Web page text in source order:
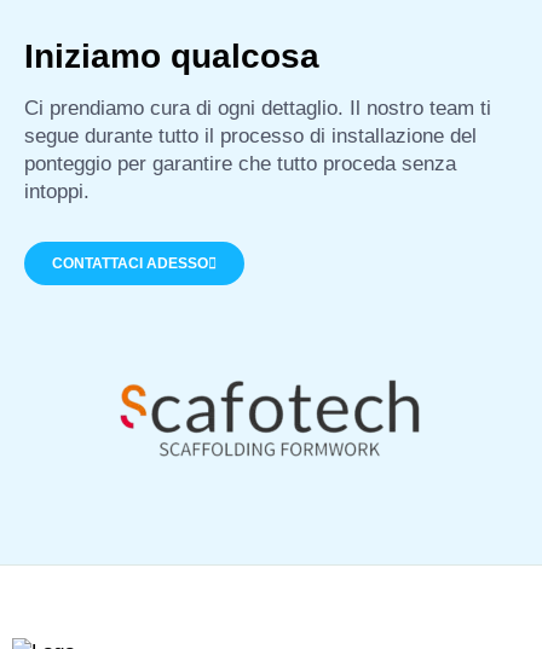
Iniziamo qualcosa
Ci prendiamo cura di ogni dettaglio. Il nostro team ti
segue durante tutto il processo di installazione del
ponteggio per garantire che tutto proceda senza
intoppi.
CONTATTACI ADESSO